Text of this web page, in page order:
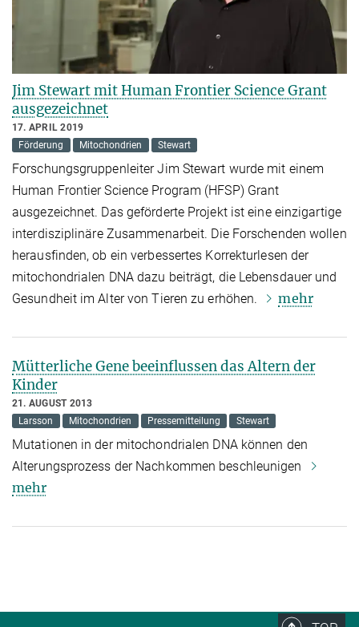
Jim Stewart mit Human Frontier Science Grant
ausgezeichnet
17. APRIL 2019
Förderung
Mitochondrien Stewart
Forschungsgruppenleiter Jim Stewart wurde mit einem
Human Frontier Science Program (HFSP) Grant
ausgezeichnet. Das geförderte Projekt ist eine einzigartige
interdisziplinäre Zusammenarbeit. Die Forschenden wollen
herausfinden, ob ein verbessertes Korrekturlesen der
mitochondrialen DNA dazu beiträgt, die Lebensdauer und
Gesundheit im Alter von Tieren zu erhöhen.
mehr
Mütterliche Gene beeinflussen das Altern der
Kinder
21. AUGUST 2013
Larsson
Mitochondrien Pressemitteilung Stewart
Mutationen in der mitochondrialen DNA können den
Alterungsprozess der Nachkommen beschleunigen
mehr